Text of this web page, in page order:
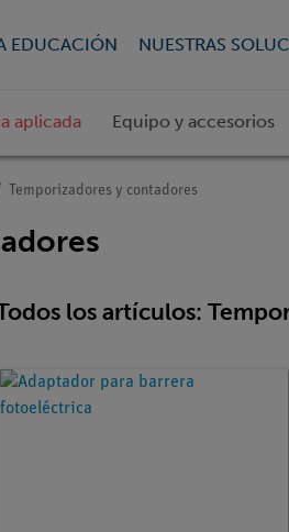
EDUCACIÓN NUESTRAS
aplicada Equipo y accesorios
Temporizadores y contadores
los artículos: